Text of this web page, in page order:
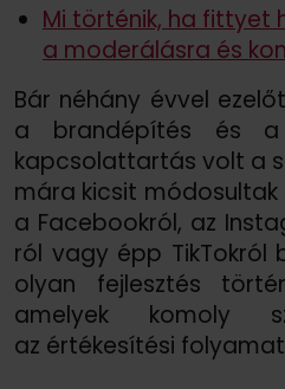
Mi történik, ha fittyet
a moderálásra és
Bár néhány évvel
a brandépítés és a
kapcsolattartás volt a
mára kicsit módosultak
a Facebookról, az
ról vagy épp TikTokról
olyan fejlesztés
amelyek komoly
az értékesítési